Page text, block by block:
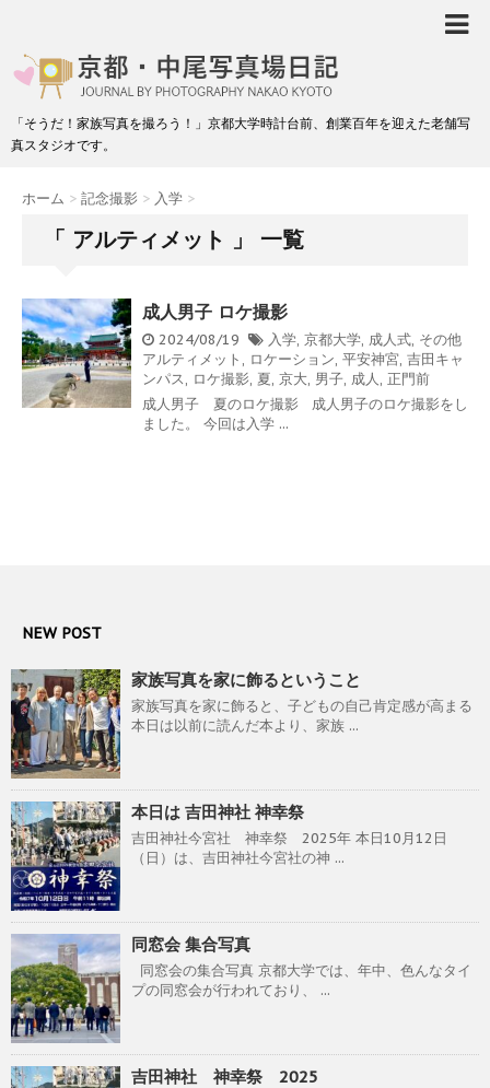
「そうだ！家族写真を撮ろう！」京都大学時計台前、創業百年を迎えた老舗写
真スタジオです。
ホーム > 記念撮影 > 入学 >
「 アルティメット 」 一覧
成人男子 ロケ撮影
2024/08/19 入学, 京都大学, 成人式, その他
アルティメット , ロケーション, 平安神宮, 吉田キャ
ンパス, ロケ撮影, 夏, 京大, 男子, 成人, 正門前
成人男子 夏のロケ撮影 成人男子のロケ撮影をし
ました。 今回は入学 ...
NEW POST
家族写真を家に飾るということ
家族写真を家に飾ると、子どもの自己肯定感が高まる
本日は以前に読んだ本より、家族 ...
本日は 吉田神社 神幸祭
吉田神社今宮社 神幸祭 2025年 本日10月12日
（日）は、吉田神社今宮社の神 ...
同窓会 集合写真
同窓会の集合写真 京都大学では、年中、色んなタイ
プの同窓会が行われており、 ...
吉田神社 神幸祭 2025